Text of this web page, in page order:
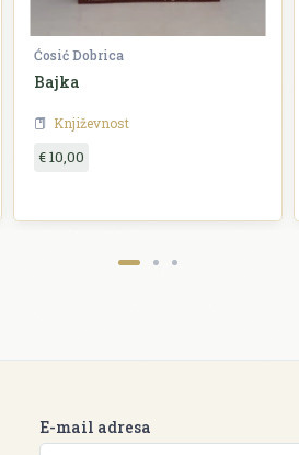
Ćosić Dobrica
Bajka
Književnost
€ 10,00
E-mail adresa